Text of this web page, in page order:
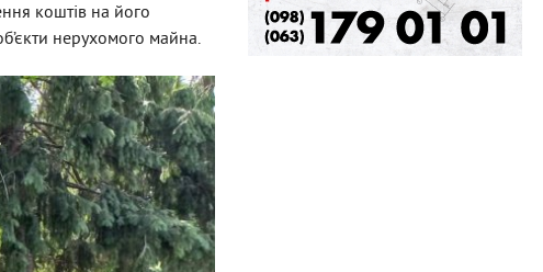
коштів на його
нерухомого майна.